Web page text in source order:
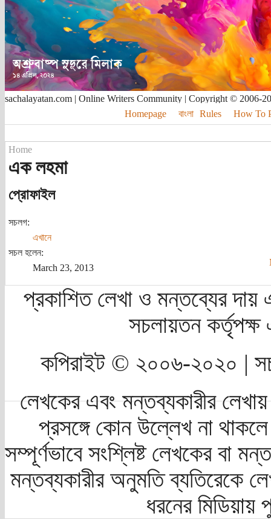
sachalayatan.com | Online Writers Community | Copyright © 2006-
Homepage
বাংলা Rules How To
Home
এক লহমা
প্রোফাইল
সচলগ:
এখানে
সচল হলেন:
March 23, 2013
প্রকাশিত লেখা ও মন্তব্যের দায়
সচলায়তন
কপিরাইট © ২০০৬-২০২০ |
লেখকের এবং মন্তব্যকারীর
প্রসঙ্গে কোন উল্লেখ না
সম্পূর্ণভাবে সংশ্লিষ্ট লেখকের বা
মন্তব্যকারীর অনুমতি ব্যতিরেকে
ধরনের মিডিয়ায়